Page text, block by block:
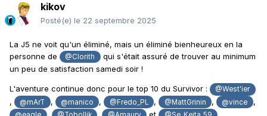
kikov
Posté(e) le 22 septembre 2025
La J5 ne voit qu'un éliminé, mais un éliminé bienheureux en la
personne de
@Clorith
qui s'était assuré de trouver au minimum
un peu de satisfaction samedi soir !
L'aventure continue donc pour le top 10 du Survivor : @West'ier
, @mArT , @manico , @Fredo_PL , @MattGrinin , @vince ,
, , et